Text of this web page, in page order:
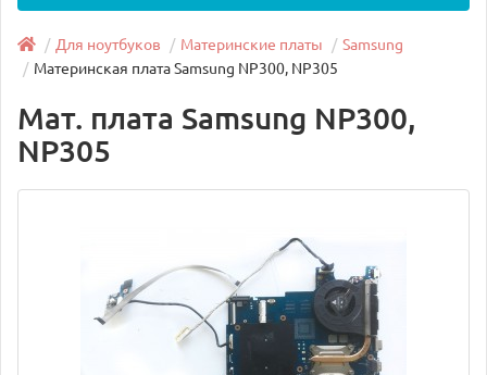
Для ноутбуков Материнские платы
Samsung
Материнская плата Samsung NP300, NP305
Мат. плата Samsung NP300,
NP305